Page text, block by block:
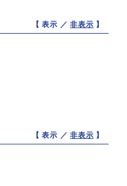
【 表示 ／非表示 】
【 表示 ／非表示 】